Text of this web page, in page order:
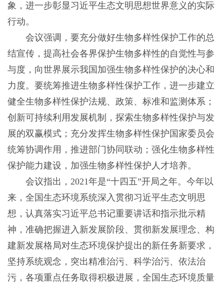
象，进一步彰显习近平生态文明思想世界意义的实际
行动。
会议强调，要充分做好生物多样性保护工作的总
结宣传，提高社会各界保护生物多样性的自觉性与参
与度，向世界展示我国加强生物多样性保护的决心和
力度。要统筹推进生物多样性保护工作，进一步建立
健全生物多样性保护法规、政策、标准和监测体系；
创新可持续利用发展机制，探索生物多样性保护与发
展的双赢模式；充分发挥生物多样性保护国家委员会
统筹协调作用，推进部门协同联动；强化生物多样性
保护能力建设，加强生物多样性保护人才培养。
会议指出，2021年是“十四五”开局之年。今年以
来，全国生态环境系统深入贯彻习近平生态文明思
想，认真落实习近平总书记重要讲话和指示批示精
神，准确把握进入新发展阶段、贯彻新发展理念、构
建新发展格局对生态环境保护提出的新任务新要求，
坚持系统观念，突出精准治污、科学治污、依法治
污，各项重点任务取得积极进展，全国生态环境质量